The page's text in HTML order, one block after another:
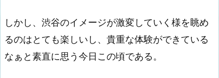
しかし、渋谷のイメージが激変していく様を眺め
るのはとても楽しいし、貴重な体験ができている
なぁと素直に思う今日この頃である。